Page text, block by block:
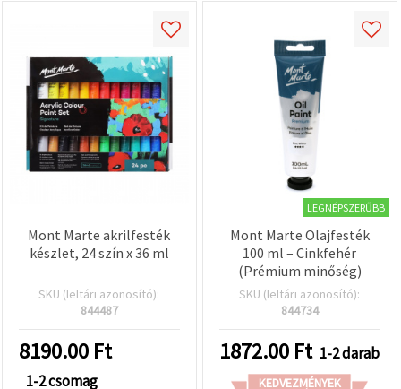
Mont Marte akrilfesték
készlet, 24 szín x 36 ml
SKU (leltári azonosító):
844487
8190.00 Ft
1-2 csomag
LEGNÉPSZERŰBB
Mont Marte Olajfesték
100 ml – Cinkfehér
(Prémium minőség)
SKU (leltári azonosító):
844734
1872.00 Ft 1-2 darab
KEDVEZMÉNYEK